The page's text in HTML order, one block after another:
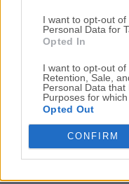
I want to opt-out
Personal Data for
Opted In
I want to opt-out of
Retention, Sale,
Personal Data
Purposes for
Opted Out
CONFIRM
¿Por qué se publica